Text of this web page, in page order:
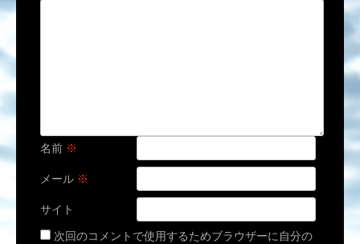
名前 ※
メール ※
サイト
次回のコメントで使用するためブラウザーに自分の